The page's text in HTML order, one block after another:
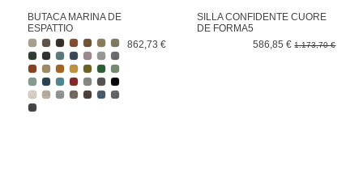
BUTACA MARINA DE
ESPATTIO
862,73 €
SILLA CONFIDENTE CUORE
DE FORMA5
586,85 €1.173,70 €